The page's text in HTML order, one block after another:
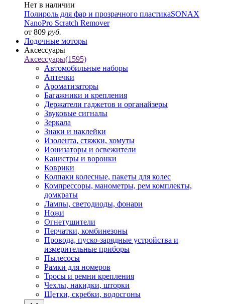
Нет в наличии
Полироль для фар и прозрачного пластикаSONAX
NanoPro Scratch Remover
от 809 руб.
Лодочные моторы
Аксессуары
Аксессуары(1595)
Автомобильные наборы
Аптечки
Ароматизаторы
Багажники и крепления
Держатели гаджетов и органайзеры
Звуковые сигналы
Зеркала
Знаки и наклейки
Изолента, стяжки, хомуты
Ионизаторы и освежители
Канистры и воронки
Коврики
Колпаки колесные, пакеты для колес
Компрессоры, манометры, рем комплекты,
домкраты
Лампы, светодиоды, фонари
Ножи
Огнетушители
Перчатки, комбинезоны
Провода, пуско-зарядные устройства и
измерительные приборы
Пылесосы
Рамки для номеров
Тросы и ремни крепления
Чехлы, накидки, шторки
Щетки, скребки, водосгоны